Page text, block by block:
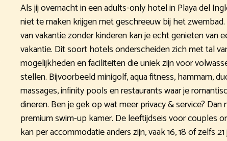
Als jij overnacht in een adults-only hotel in Playa del
niet te maken krijgen met geschreeuw bij het
van vakantie zonder kinderen kan je echt genieten van
vakantie. Dit soort hotels onderscheiden zich met tal
mogelijkheden en faciliteiten die uniek zijn voor
stellen. Bijvoorbeeld minigolf, aqua fitness, hammam,
massages, infinity pools en restaurants waar je
dineren. Ben je gek op wat meer privacy & service? Dan
premium swim-up kamer. De leeftijdseis voor couples
kan per accommodatie anders zijn, vaak 16, 18 of zelfs 21